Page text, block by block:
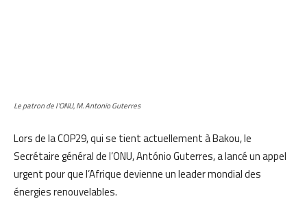
Le patron de l’ONU, M. Antonio Guterres
Lors de la COP29, qui se tient actuellement à Bakou, le
Secrétaire général de l’ONU, António Guterres, a lancé un appel
urgent pour que l’Afrique devienne un leader mondial des
énergies renouvelables.